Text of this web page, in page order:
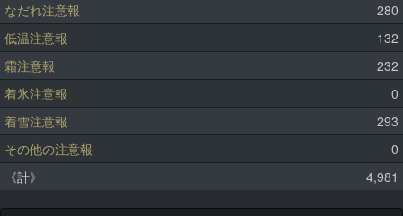
なだれ注意報
280
低温注意報
132
霜注意報
232
着氷注意報
0
着雪注意報
293
その他の注意報
0
《計》
4,981